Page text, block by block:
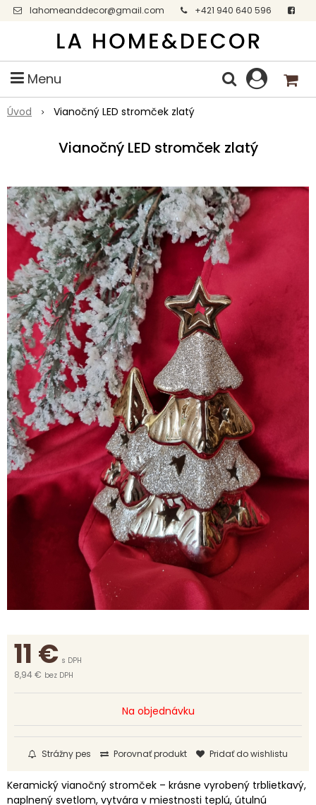
lahomeanddecor@gmail.com
+421 940 640 596
Facebook
Menu
Úvod Vianočný LED stromček zlatý
Vianočný LED stromček zlatý
11 € s DPH
8,94 € bez DPH
Na objednávku
Strážny pes Porovnať produkt Pridať do wishlistu
Keramický vianočný stromček – krásne vyrobený trblietkavý,
naplnený svetlom, vytvára v miestnosti teplú, útulnú